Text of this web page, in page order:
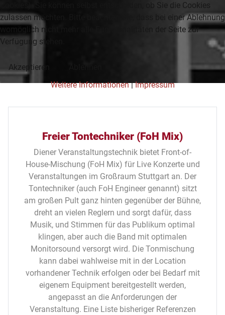
Freier Tontechniker (FoH Mix)
Diener Veranstaltungstechnik bietet Front-of-
House-Mischung (FoH Mix) für Live Konzerte und
Veranstaltungen im Großraum Stuttgart an. Der
Tontechniker (auch FoH Engineer genannt) sitzt
am großen Pult ganz hinten gegenüber der Bühne,
dreht an vielen Reglern und sorgt dafür, dass
Musik, und Stimmen für das Publikum optimal
klingen, aber auch die Band mit optimalen
Monitorsound versorgt wird. Die Tonmischung
kann dabei wahlweise mit in der Location
vorhandener Technik erfolgen oder bei Bedarf mit
eigenem Equipment bereitgestellt werden,
angepasst an die Anforderungen der
Veranstaltung. Eine Liste bisheriger Referenzen
Cookies). Sie können selbst entscheiden, ob Sie die Cookies
zulassen möchten. Bitte beachten Sie, dass bei einer Ablehnung
womöglich nicht mehr alle Funktionalitäten der Seite zur
Verfügung stehen.
Akzeptieren
Weitere Informationen|Impressum